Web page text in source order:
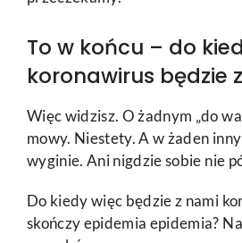
To w końcu – do
koronawirus będzie
Więc widzisz. O żadnym „do
mowy. Niestety. A w żaden
wyginie. Ani nigdzie sobie nie
Do kiedy więc będzie z nami
skończy epidemia epidemia?